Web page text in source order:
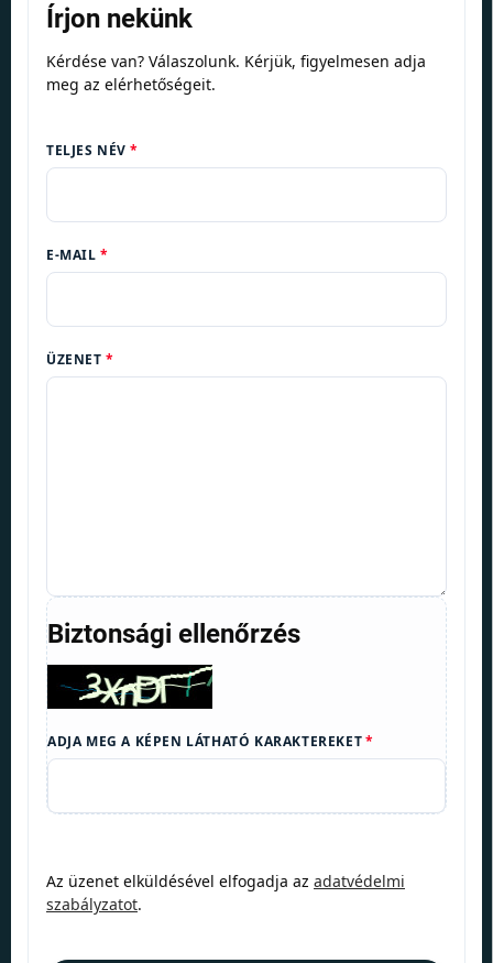
Írjon nekünk
Kérdése van? Válaszolunk. Kérjük, figyelmesen adja
meg az elérhetőségeit.
TELJES NÉV
E-MAIL
ÜZENET
Biztonsági ellenőrzés
ADJA MEG A KÉPEN LÁTHATÓ KARAKTEREKET
Az üzenet elküldésével elfogadja az adatvédelmi
szabályzatot.